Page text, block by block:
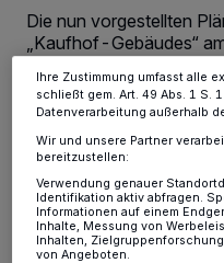
Die nun vorgestellten
„Kaufhof-Gebäudes“
Herzen der Stadt
zustimmt, vermieden
23.08.2024 , 11:50 Uhr
Einstellungen oder Ablehnen
Ihre Einstellungen gelten
Informationen finden Sie in
Ihre Zustimmung umfasst alle
schließt gem. Art. 49 Abs. 1 S.
Datenverarbeitung außerhalb
Wir und unsere Partner
bereitzustellen:
Verwendung genauer
Identifikation aktiv abfragen.
Informationen auf einem
Inhalte, Messung von
Inhalten,
von Angeboten.